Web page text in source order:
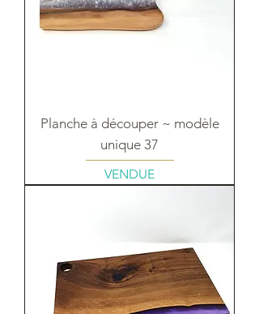
Planche à découper ~ modèle
unique 37
VENDUE